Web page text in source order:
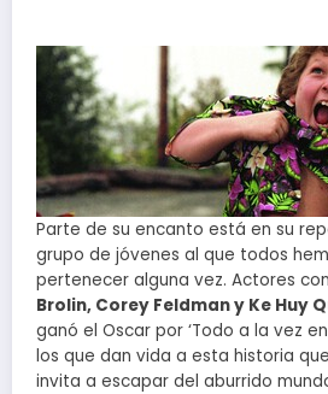
Parte de su encanto está en su
grupo de jóvenes al que todos
pertenecer alguna vez. Actores
Brolin, Corey Feldman y Ke Huy
ganó el Oscar por ‘Todo a la vez
los que dan vida a esta historia
invita a escapar del aburrido